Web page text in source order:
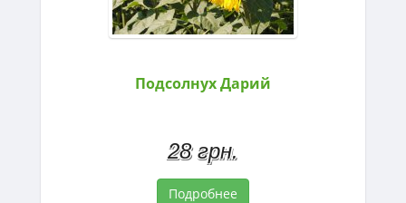
Подсолнух Дарий
28 грн.
Подробнее